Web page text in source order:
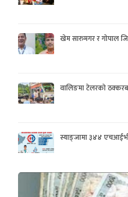
खेम सारुमगर र गोपाल
वालिङमा टेलरको
स्याङ्जामा ३४४